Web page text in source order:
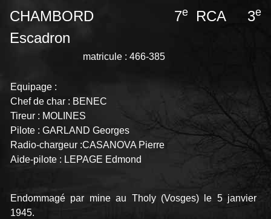
CHAMBORD 7e RCA 3e
Escadron
matricule : 466-385
Equipage :
Chef de char : BENEC
Tireur : MOLINES
Pilote : GARLAND Georges
Radio-chargeur :CASANOVA Pierre
Aide-pilote : LEPAGE Edmond
Endommagé par mine au Tholy (Vosges) le 5 janvier
1945.